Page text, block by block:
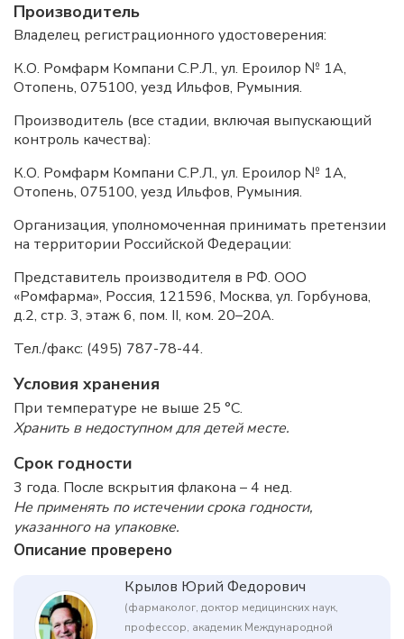
Производитель
Владелец регистрационного удостоверения:
К.О. Ромфарм Компани С.Р.Л., ул. Ероилор № 1А,
Отопень, 075100, уезд Ильфов, Румыния.
Производитель (все стадии, включая выпускающий
контроль качества):
К.О. Ромфарм Компани С.Р.Л., ул. Ероилор № 1А,
Отопень, 075100, уезд Ильфов, Румыния.
Организация, уполномоченная принимать претензии
на территории Российской Федерации:
Представитель производителя в РФ. ООО
«Ромфарма», Россия, 121596, Москва, ул. Горбунова,
д.2, стр. 3, этаж 6, пом. II, ком. 20–20А.
Тел./факс: (495) 787-78-44.
Условия хранения
При температуре не выше 25 °C.
Хранить в недоступном для детей месте.
Срок годности
3 года. После вскрытия флакона – 4 нед.
Не применять по истечении срока годности,
указанного на упаковке.
Описание проверено
Крылов Юрий Федорович
(фармаколог, доктор медицинских наук,
профессор, академик Международной